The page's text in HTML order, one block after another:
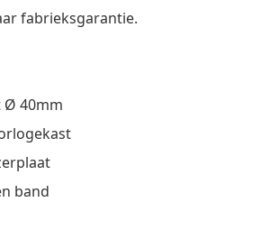
fabrieksgarantie.
Ø 40mm
band